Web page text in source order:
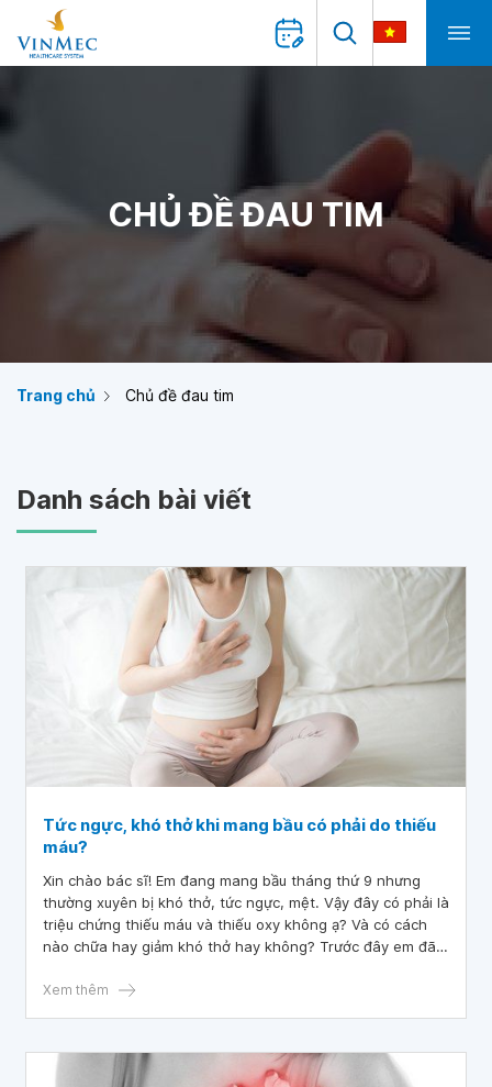
CHỦ ĐỀ ĐAU TIM
Trang chủ Chủ đề đau tim
Danh sách bài viết
Tức ngực, khó thở khi mang bầu có phải do thiếu
máu?
Xin chào bác sĩ! Em đang mang bầu tháng thứ 9 nhưng
thường xuyên bị khó thở, tức ngực, mệt. Vậy đây có phải là
triệu chứng thiếu máu và thiếu oxy không ạ? Và có cách
nào chữa hay giảm khó thở hay không? Trước đây em đã
Sau đó em hay bị tức ngực khó thở. Xin bác sĩ cho em lời
Xem thêm